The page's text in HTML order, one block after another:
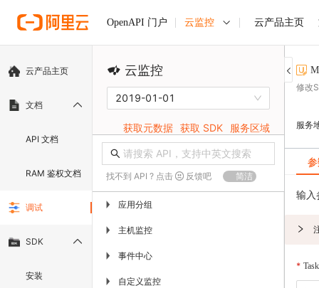
OpenAPI 门户 云监控 云产品主页
云产品主页
文档
API 文档
RAM 鉴权文档
调试
SDK
安装
云监控
2019-01-01
获取元数据 获取 SDK 服务区域
找不到 API ? 点击 反馈吧 简洁
▶ 应用分组
▶ 主机监控
▶ 事件中心
▶ 自定义监控
修改
服务
输入